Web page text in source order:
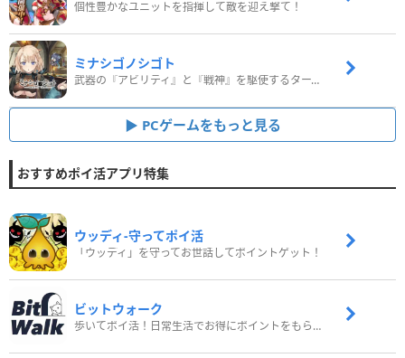
個性豊かなユニットを指揮して敵を迎え撃て！
ミナシゴノシゴト
武器の『アビリティ』と『戦神』を駆使するターン制コマンドバトルRPG！
PCゲームをもっと見る
おすすめポイ活アプリ特集
ウッディ‐守ってポイ活
「ウッディ」を守ってお世話してポイントゲット！
ビットウォーク
歩いてポイ活！日常生活でお得にポイントをもらおう